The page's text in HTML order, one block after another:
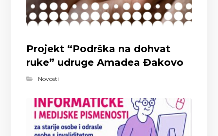
Projekt “Podrška na dohvat
ruke” udruge Amadea Đakovo
Novosti